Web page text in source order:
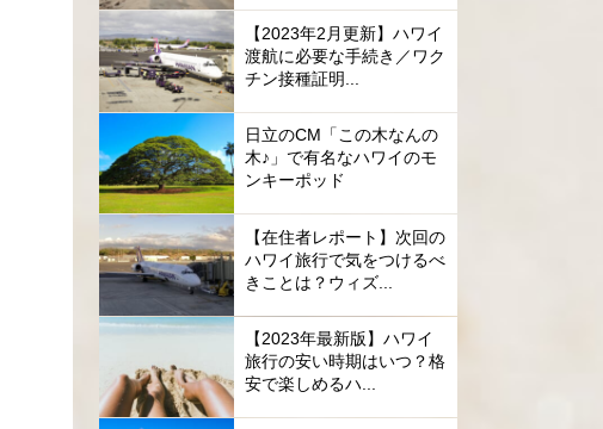
【2023年2月更新】ハワイ
渡航に必要な手続き／ワク
チン接種証明...
日立のCM「この木なんの
木♪」で有名なハワイのモ
ンキーポッド
【在住者レポート】次回の
ハワイ旅行で気をつけるべ
きことは？ウィズ...
【2023年最新版】ハワイ
旅行の安い時期はいつ？格
安で楽しめるハ...